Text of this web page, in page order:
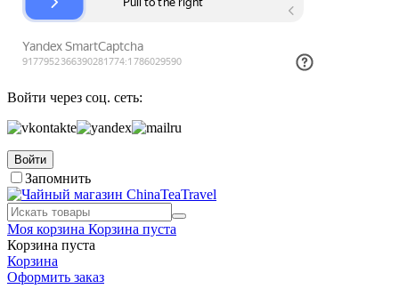
Войти через соц. сеть:
Войти
Запомнить
Моя корзина Корзина пуста
Корзина пуста
Корзина
Оформить заказ